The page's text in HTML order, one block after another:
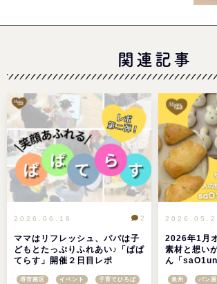
関連記事
2026.06.18
ママはリフレッシュ、パパは子
どもとたっぷりふれあい♪「ぱぱ
てらす」開催２日目レポ
2
堺市南区 イベント 子育てひろば
2026年1月
素材と想い
ん「
泉州 パン屋